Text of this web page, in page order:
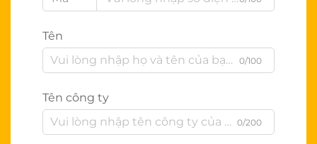
Tên
0/100
Tên công ty
0/200